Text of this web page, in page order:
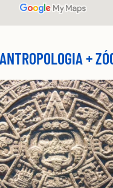
+